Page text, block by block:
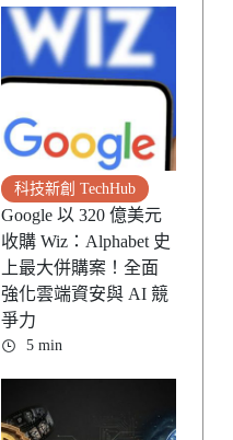
科技新創 TechHub
Google 以 320 億美元
收購 Wiz：Alphabet 史
上最大併購案！全面
強化雲端資安與 AI 競
爭力
5 min